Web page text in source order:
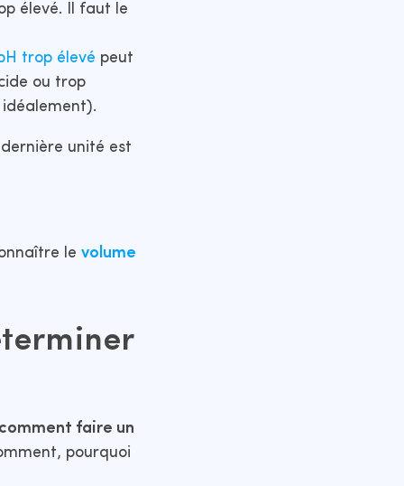
élevé. Il faut le
trop élevé peut
ou trop
unité est
le volume
faire un
pourquoi